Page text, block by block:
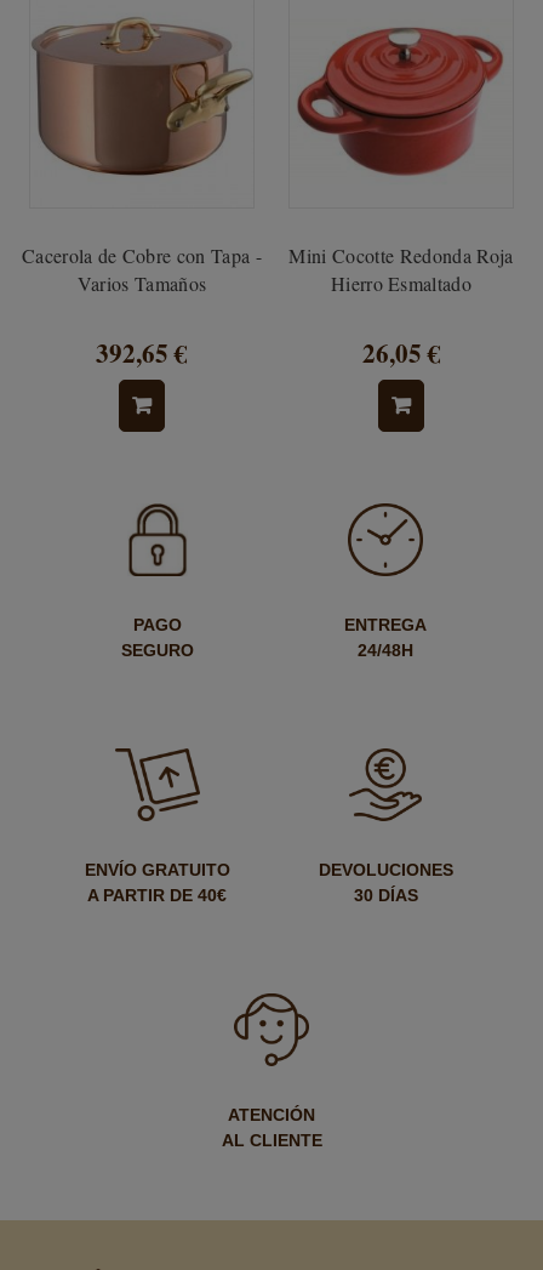
Cacerola de Cobre con Tapa -
Varios Tamaños
392,65 €
Mini Cocotte Redonda Roja
Hierro Esmaltado
26,05 €
PAGO
SEGURO
ENTREGA
24/48H
ENVÍO GRATUITO
A PARTIR DE 40€
DEVOLUCIONES
30 DÍAS
ATENCIÓN
AL CLIENTE